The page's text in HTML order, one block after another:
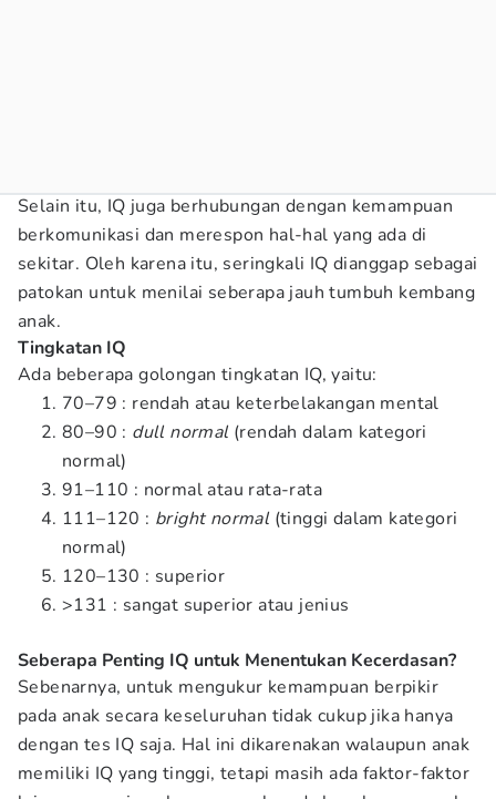
Selain itu, IQ juga berhubungan dengan kemampuan
berkomunikasi dan merespon hal-hal yang ada di
sekitar. Oleh karena itu, seringkali IQ dianggap sebagai
patokan untuk menilai seberapa jauh tumbuh kembang
anak.
Tingkatan IQ
Ada beberapa golongan tingkatan IQ, yaitu:
70–79 : rendah atau keterbelakangan mental
80–90 : dull normal(rendah dalam kategori
normal)
91–110 : normal atau rata-rata
111–120 : bright normal(tinggi dalam kategori
normal)
120–130 : superior
>131 : sangat superior atau jenius
Seberapa Penting IQ untuk Menentukan Kecerdasan?
Sebenarnya, untuk mengukur kemampuan berpikir
pada anak secara keseluruhan tidak cukup jika hanya
dengan tes IQ saja. Hal ini dikarenakan walaupun anak
memiliki IQ yang tinggi, tetapi masih ada faktor-faktor